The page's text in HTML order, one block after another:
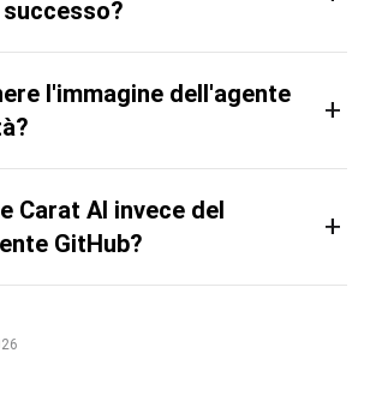
l'immagine dell'agente
+
Carat AI invece del
GitHub?
+